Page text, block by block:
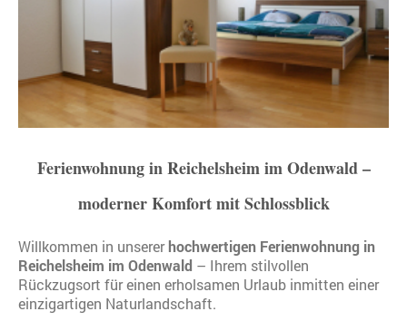
Ferienwohnung in Reichelsheim im Odenwald –
moderner Komfort mit Schlossblick
Willkommen in unsererhochwertigen Ferienwohnung in
Reichelsheim im Odenwald – Ihrem stilvollen
Rückzugsort für einen erholsamen Urlaub inmitten einer
einzigartigen Naturlandschaft.